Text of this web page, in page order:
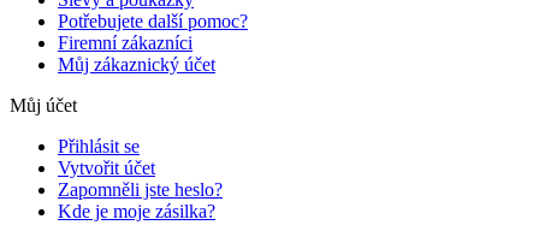
Potřebujete další pomoc?
Firemní zákazníci
Můj zákaznický účet
Můj účet
Přihlásit se
Vytvořit účet
Zapomněli jste heslo?
Kde je moje zásilka?